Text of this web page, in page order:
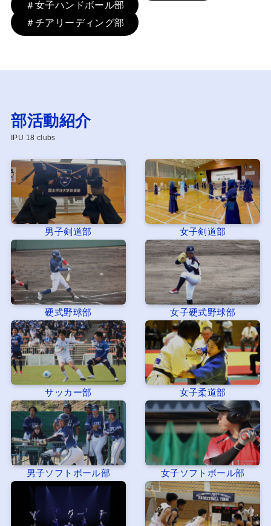
＃女子ハンドボール部
＃チアリーディング部
部活動紹介
IPU 18 clubs
男子剣道部 女子剣道部
硬式野球部 女子硬式野球部
サッカー部 女子柔道部
男子ソフトボール部 女子ソフトボール部